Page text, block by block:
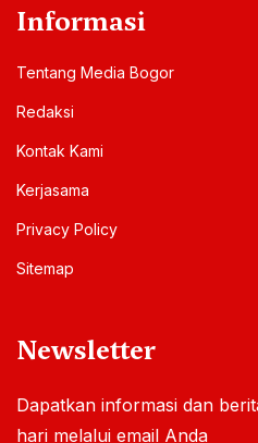
Informasi
Tentang Media Bogor
Redaksi
Kontak Kami
Kerjasama
Privacy Policy
Sitemap
Newsletter
Dapatkan informasi dan
hari melalui email Anda